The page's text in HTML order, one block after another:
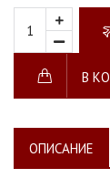
В
ОПИСАНИЕ